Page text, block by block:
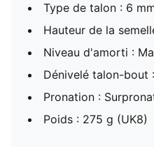
Type de talon : 6
Hauteur de la
Niveau d'amorti :
Dénivelé talon-bout
Pronation :
Poids : 275 g (UK8)